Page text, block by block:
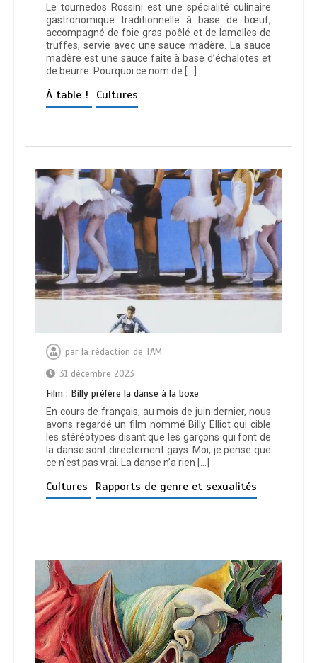
Le tournedos Rossini est une spécialité culinaire
gastronomique traditionnelle à base de bœuf,
accompagné de foie gras poêlé et de lamelles de
truffes, servie avec une sauce madère. La sauce
madère est une sauce faite à base d’échalotes et
de beurre. Pourquoi ce nom de […]
À table ! Cultures
par la rédaction de TAM
31 décembre 2023
Film : Billy préfère la danse à la boxe
En cours de français, au mois de juin dernier, nous
avons regardé un film nommé Billy Elliot qui cible
les stéréotypes disant que les garçons qui font de
la danse sont directement gays. Moi, je pense que
ce n’est pas vrai. La danse n’a rien […]
Cultures Rapports de genre et sexualités